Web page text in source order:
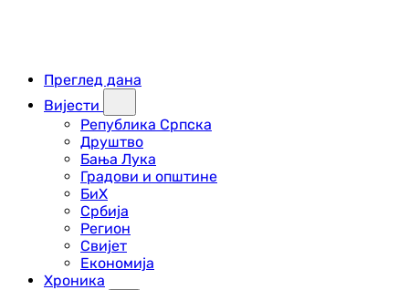
Преглед дана
Вијести
Република Српска
Друштво
Бања Лука
Градови и општине
БиХ
Србија
Регион
Свијет
Економија
Хроника